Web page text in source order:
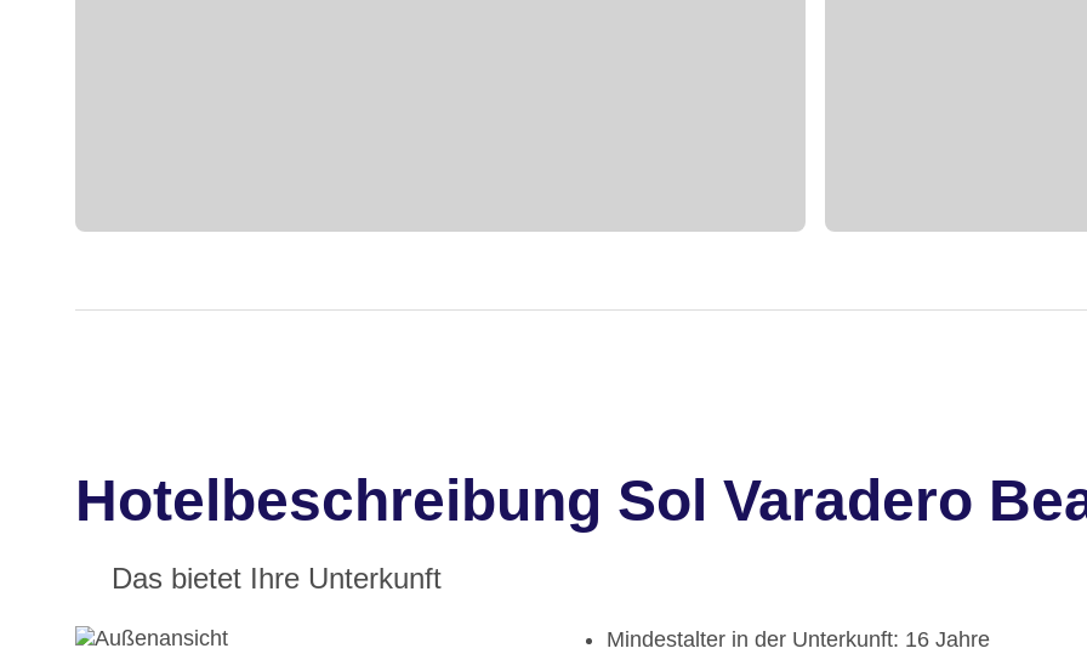
Hotelbeschreibung Sol Varadero
Das bietet Ihre Unterkunft
Mindestalter in der Unterkunft: 16 Jahre